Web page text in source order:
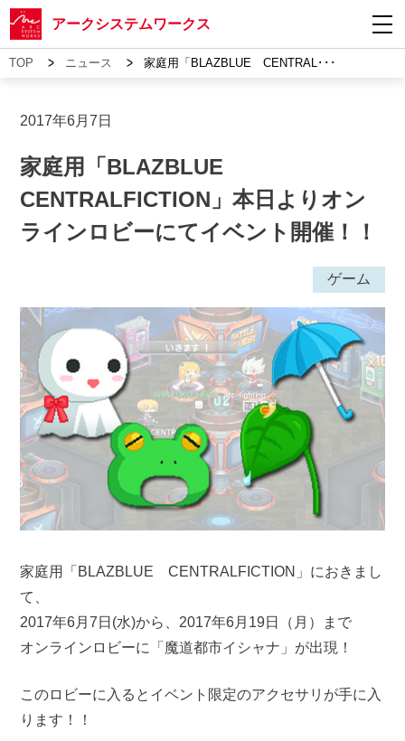
アークシステムワークス
TOP > ニュース > 家庭用「BLAZBLUE CENTRAL･･･
2017年6月7日
家庭用「BLAZBLUE
CENTRALFICTION」本日よりオン
ラインロビーにてイベント開催！！
ゲーム
家庭用「BLAZBLUE CENTRALFICTION」におきまし
て、
2017年6月7日(水)から、2017年6月19日（月）まで
オンラインロビーに「魔道都市イシャナ」が出現！
このロビーに入るとイベント限定のアクセサリが手に入
ります！！